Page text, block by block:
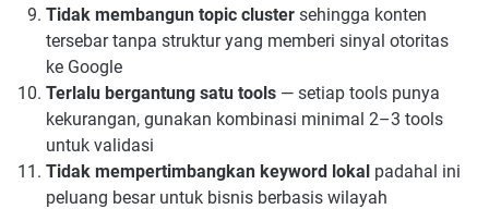
Tidak membangun topic cluster sehingga konten
tersebar tanpa struktur yang memberi sinyal otoritas
ke Google
Terlalu bergantung satu tools — setiap tools punya
kekurangan, gunakan kombinasi minimal 2–3 tools
untuk validasi
Tidak mempertimbangkan keyword lokal padahal ini
peluang besar untuk bisnis berbasis wilayah